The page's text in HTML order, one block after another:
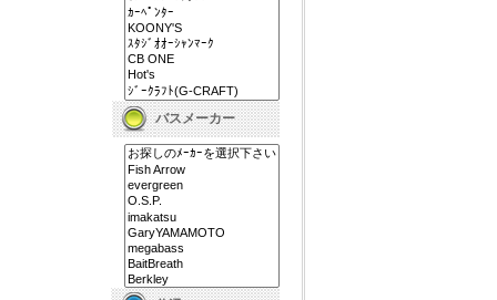
バスメーカー